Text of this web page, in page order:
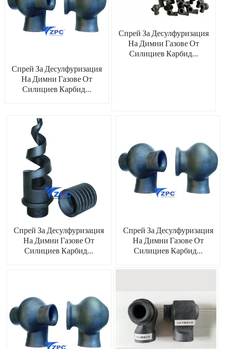
Спрей За Десулфуризация
На Димни Газове От
Силициев Карбид...
Спрей За Десулфуризация
На Димни Газове От
Силициев Карбид...
Спрей За Десулфуризация
На Димни Газове От
Силициев Карбид...
Спрей За Десулфуризация
На Димни Газове От
Силициев Карбид...